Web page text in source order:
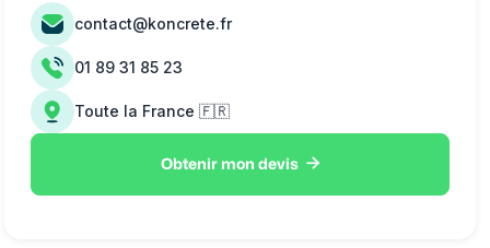
contact@koncrete.fr
01 89 31 85 23
Toute la France 🇫🇷
Obtenir mon devis 